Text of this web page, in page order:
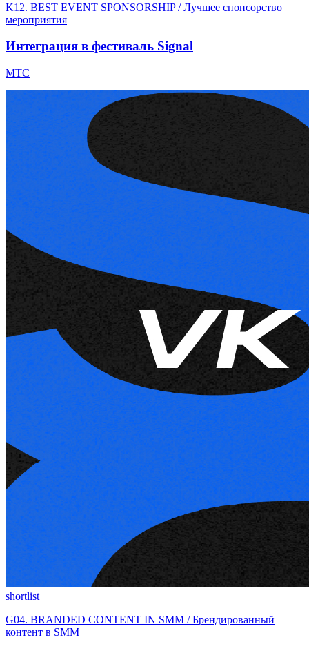
K12. BEST EVENT SPONSORSHIP / Лучшее спонсорство
мероприятия
Интеграция в фестиваль Signal
МТС
shortlist
G04. BRANDED CONTENT IN SMM / Брендированный
контент в SMM